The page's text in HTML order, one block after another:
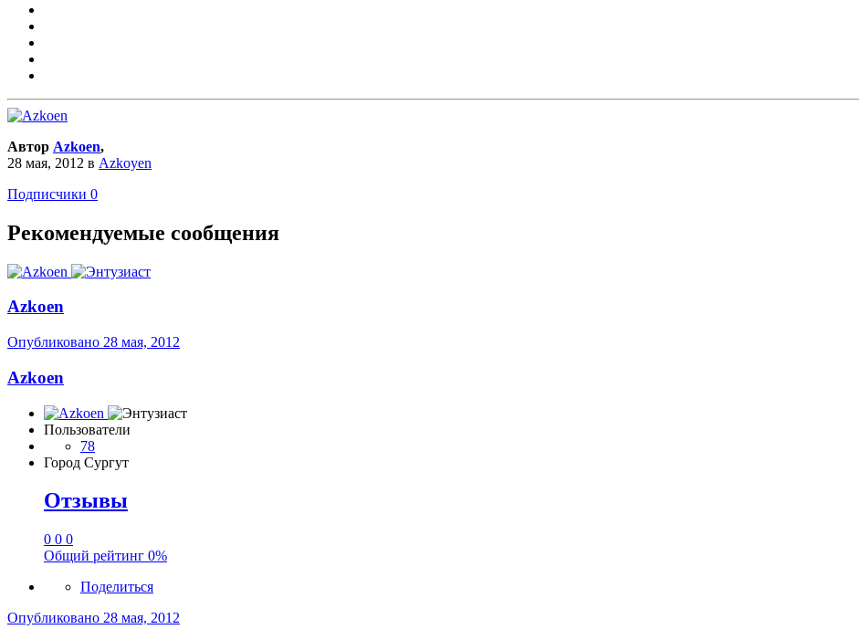
Автор Azkoen,
28 мая, 2012 в Azkoyen
Подписчики 0
Рекомендуемые сообщения
Azkoen
Опубликовано 28 мая, 2012
Azkoen
Пользователи
78
Город Сургут
Отзывы
0 0 0
Общий рейтинг 0%
Поделиться
Опубликовано 28 мая, 2012